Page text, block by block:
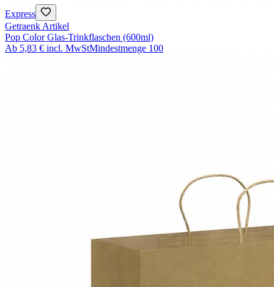
Express
Getraenk Artikel
Pop Color Glas-Trinkflaschen (600ml)
Ab 5,83 € incl. MwStMindestmenge 100